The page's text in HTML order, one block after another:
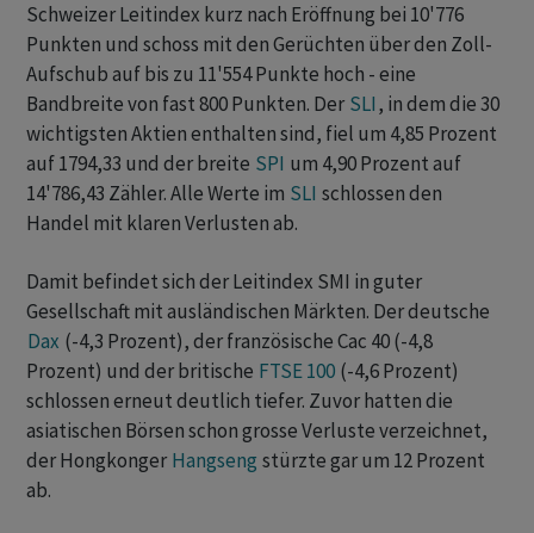
Schweizer Leitindex kurz nach Eröffnung bei 10'776
Punkten und schoss mit den Gerüchten über den Zoll-
Aufschub auf bis zu 11'554 Punkte hoch - eine
Bandbreite von fast 800 Punkten. Der SLI, in dem die 30
wichtigsten Aktien enthalten sind, fiel um 4,85 Prozent
auf 1794,33 und der breite SPI um 4,90 Prozent auf
14'786,43 Zähler. Alle Werte im SLI schlossen den
Handel mit klaren Verlusten ab.
Damit befindet sich der Leitindex SMI in guter
Gesellschaft mit ausländischen Märkten. Der deutsche
Dax (-4,3 Prozent), der französische Cac 40 (-4,8
Prozent) und der britische FTSE 100 (-4,6 Prozent)
schlossen erneut deutlich tiefer. Zuvor hatten die
asiatischen Börsen schon grosse Verluste verzeichnet,
der Hongkonger Hangseng stürzte gar um 12 Prozent
ab.